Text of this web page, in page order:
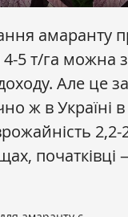
амаранту
4-5 т/га можна
Але це
ж в Україні
2,2-
початківці